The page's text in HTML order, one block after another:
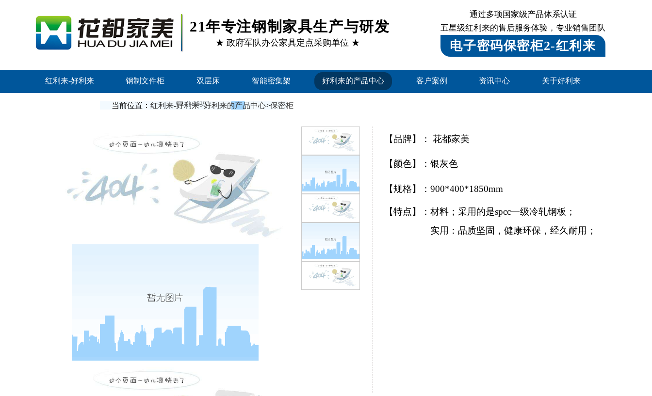
21年专注钢制家具生产与研发
★ 政府军队办公家具定点采购单位 ★
通过多项国家级产品体系认证
五星级红利来的售后服务体验，专业销售团队
电子密码保密柜2-红利来
红利来-好利来 钢制文件柜 双层床 智能密集架 好利来的产品中心 客户案例 资讯中心 关于好利来
当前位置： 红利来-好利来>好利来的产品中心>保密柜
【品牌】： 花都家美
【颜色】：银灰色
【规格】：900*400*1850mm
【特点】： 材料；采用的是spcc一级冷轧钢板；
实用：品质坚固，健康环保，经久耐用；